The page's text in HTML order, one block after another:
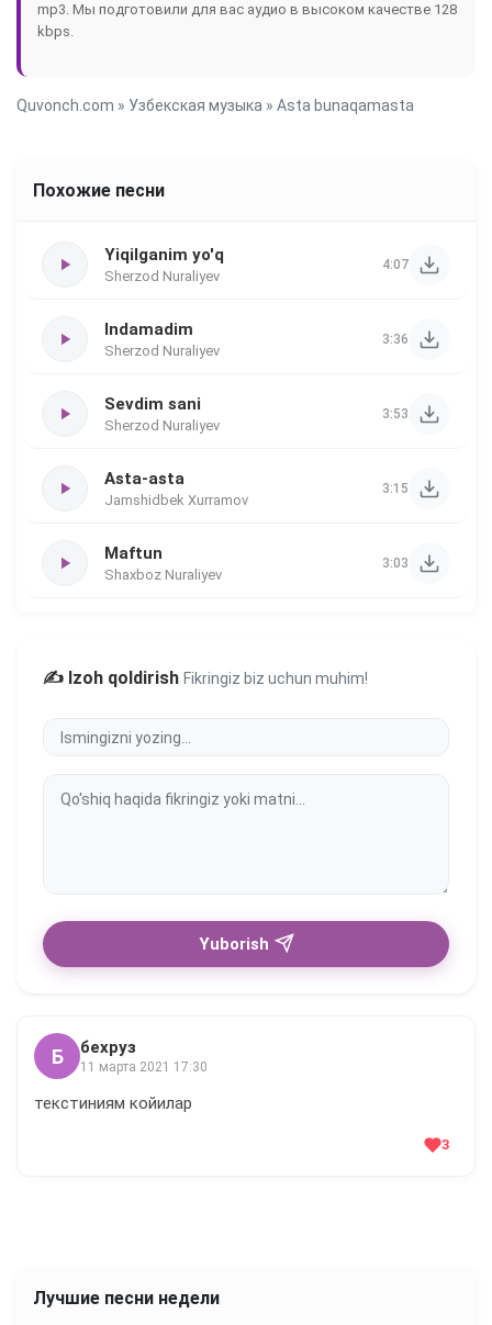
mp3. Мы подготовили для вас аудио в высоком качестве 128
kbps.
Quvonch.com » Узбекская музыка » Asta bunaqamasta
Похожие песни
Yiqilganim yo'q
Sherzod Nuraliyev
4:07
Indamadim
Sherzod Nuraliyev
3:36
Sevdim sani
Sherzod Nuraliyev
3:53
Asta-asta
Jamshidbek Xurramov
3:15
Maftun
Shaxboz Nuraliyev
3:03
✍️ Izoh qoldirish Fikringiz biz uchun muhim!
Yuborish
Б бехруз
11 марта 2021 17:30
текстиниям койилар
3
Лучшие песни недели